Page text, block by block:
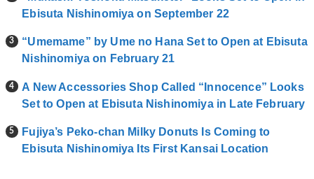
Ebisuta Nishinomiya on September 22
“Umemame” by Ume no Hana Set to Open at Ebisuta
Nishinomiya on February 21
A New Accessories Shop Called “Innocence” Looks
Set to Open at Ebisuta Nishinomiya in Late February
Fujiya’s Peko-chan Milky Donuts Is Coming to
Ebisuta Nishinomiya Its First Kansai Location